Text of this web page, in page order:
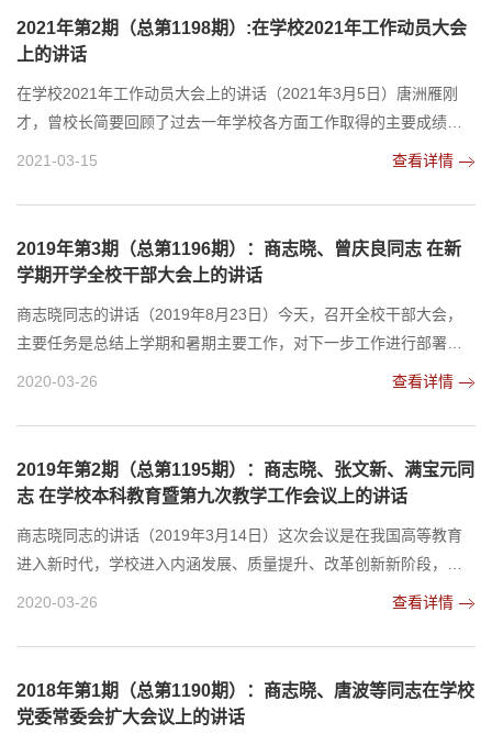
了正确方向、提供了根本遵循。我们要认真领会讲话的丰富内涵、
精神实质和实践要求，把思想和行动统一到习近平...
2021年第2期（总第1198期）:在学校2021年工作动员大会
上的讲话
在学校2021年工作动员大会上的讲话（2021年3月5日）唐洲雁刚
才，曾校长简要回顾了过去一年学校各方面工作取得的主要成绩，
通报了寒假期间有关工作，对今年的工作进行了安排部署，提出了
革的精神、攻坚的决心。希望大家牢牢把握总体要求，对号入座、
主动认领，聚焦聚力这些重点领域、关键环节，拿出最好状态，集
中优势力量，认认真真抓落实，以点的突破带动学校全局...
2021-03-15 查看详情
2019年第3期（总第1196期）：商志晓、曾庆良同志 在新
学期开学全校干部大会上的讲话
商志晓同志的讲话（2019年8月23日）今天，召开全校干部大会，
主要任务是总结上学期和暑期主要工作，对下一步工作进行部署安
排。刚刚过去的这个假期，工作很多，大家都很忙碌。二学位授
楼体粉刷、多媒体教室升级、防御台风“利奇马”,等等，可以说到处
一派繁忙景象。很多同志、很多老师都感觉假期过得很快、很充
实，有的同志甚至整个假期都没有休息。我们说，为了事...
2020-03-26 查看详情
2019年第2期（总第1195期）：商志晓、张文新、满宝元同
志 在学校本科教育暨第九次教学工作会议上的讲话
商志晓同志的讲话（2019年3月14日）这次会议是在我国高等教育
进入新时代，学校进入内涵发展、质量提升、改革创新新阶段，加
快推进综合改革和“双一流”建设关键时期，召开的一次十分重要的会
度本科教学工作先进集体、大学生就业创业工作先进集体和优秀工
作者、第六届青年教学能手颁发了奖牌、荣誉证书。这些先进集体
和个人在学校本科教育教学、大学生就业创业等工...
2020-03-26 查看详情
2018年第1期（总第1190期）：商志晓、唐波等同志在学校
党委常委会扩大会议上的讲话